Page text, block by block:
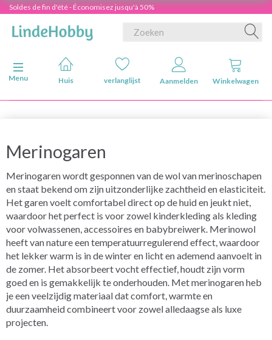
Soldes de fin d'été - Économisez jusqu'à 50%
Navigatie in-/uitschakelen
Menu
Huis verlanglijst Aanmelden Winkelwagen
Merinogaren
Merinogaren wordt gesponnen van de wol van merinoschapen
en staat bekend om zijn uitzonderlijke zachtheid en elasticiteit.
Het garen voelt comfortabel direct op de huid en jeukt niet,
waardoor het perfect is voor zowel kinderkleding als kleding
voor volwassenen, accessoires en babybreiwerk. Merinowol
heeft van nature een temperatuurregulerend effect, waardoor
het lekker warm is in de winter en licht en ademend aanvoelt in
de zomer. Het absorbeert vocht effectief, houdt zijn vorm
goed en is gemakkelijk te onderhouden. Met merinogaren heb
je een veelzijdig materiaal dat comfort, warmte en
duurzaamheid combineert voor zowel alledaagse als luxe
projecten.